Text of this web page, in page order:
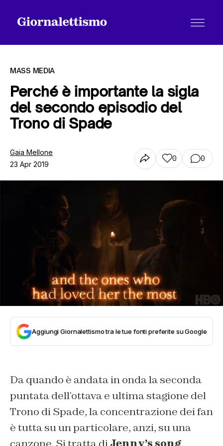
Tutti gli articoli
Chi siamo
MASS MEDIA
Perché è importante la sigla
del secondo episodio del
Trono di Spade
Gaia Mellone
23 Apr 2019
0 0
Aggiungi Giornalettismo tra le tue fonti preferite su Google
Da quando è andata in onda la seconda
puntata dell’ottava e ultima stagione del
Trono di Spade, la concentrazione dei fan
è tutta su un particolare, anzi, su una